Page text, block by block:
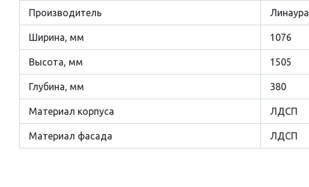
Производитель Линаура
Ширина, мм 1076
Высота, мм 1505
Глубина, мм 380
Материал корпуса ЛДСП
Материал фасада ЛДСП